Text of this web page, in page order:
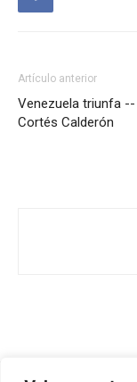
Artículo anterior
Venezuela triunfa
Cortés Calderón